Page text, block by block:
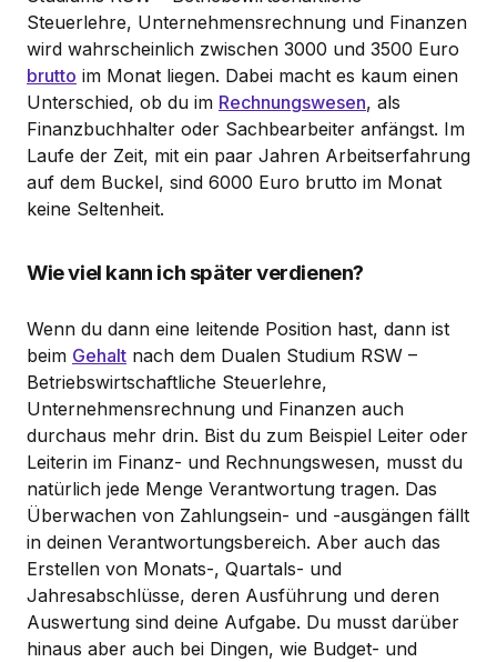
Steuerlehre, Unternehmensrechnung und Finanzen
wird wahrscheinlich zwischen 3000 und 3500 Euro
brutto im Monat liegen. Dabei macht es kaum einen
Unterschied, ob du im Rechnungswesen, als
Finanzbuchhalter oder Sachbearbeiter anfängst. Im
Laufe der Zeit, mit ein paar Jahren Arbeitserfahrung
auf dem Buckel, sind 6000 Euro brutto im Monat
keine Seltenheit.
Wie viel kann ich später verdienen?
Wenn du dann eine leitende Position hast, dann ist
beim Gehalt nach dem Dualen Studium RSW –
Betriebswirtschaftliche Steuerlehre,
Unternehmensrechnung und Finanzen auch
durchaus mehr drin. Bist du zum Beispiel Leiter oder
Leiterin im Finanz- und Rechnungswesen, musst du
natürlich jede Menge Verantwortung tragen. Das
Überwachen von Zahlungsein- und -ausgängen fällt
in deinen Verantwortungsbereich. Aber auch das
Erstellen von Monats-, Quartals- und
Jahresabschlüsse, deren Ausführung und deren
Auswertung sind deine Aufgabe. Du musst darüber
hinaus aber auch bei Dingen, wie Budget- und